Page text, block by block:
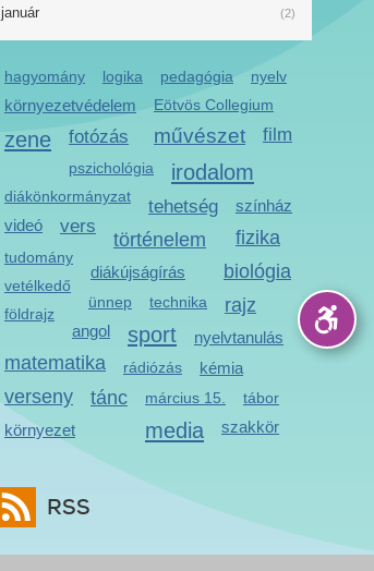
(2)
január
hagyomány logika pedagógia
környezetvédelem Eötvös Collegium
művészet
zene
pszichológia irodalom
fotózás
diákönkormányzat tehetség
színház
videó
vers
történelem fizika
tudomány
biológia
diákújságírás
vetélkedő
ünnep
technika rajz
földrajz
angol sport
matematika
nyelvtanulás
film
rádiózás kémia
verseny tánc március 15.
media
nyelv
szakkör
tábor
környezet
RSS